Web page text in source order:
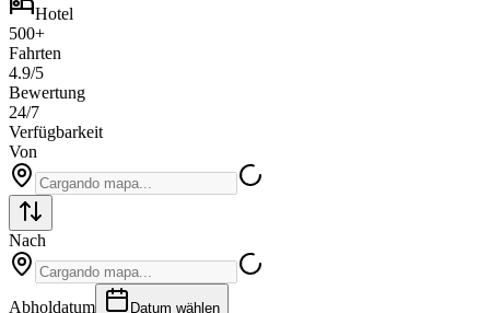
hotelHotel
500+
Fahrten
4.9/5
Bewertung
24/7
Verfügbarkeit
Von
Nach
Abholdatum Datum wählen